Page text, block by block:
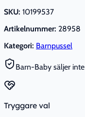
SKU: 10199537
Artikelnummer: 28958
Kategori: Barnpussel
Barn-Baby säljer
Tryggare val